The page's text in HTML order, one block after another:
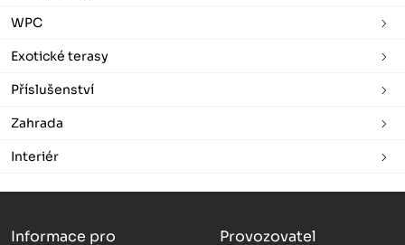
WPC
Exotické terasy
Příslušenství
Zahrada
Interiér
Informace pro
Provozovatel